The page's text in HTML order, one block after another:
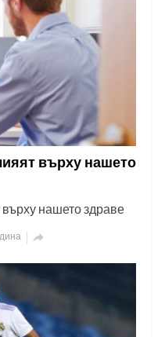
върху нашето
нашето здраве
